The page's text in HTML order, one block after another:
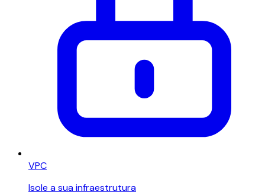
VPC
Isole a sua infraestrutura